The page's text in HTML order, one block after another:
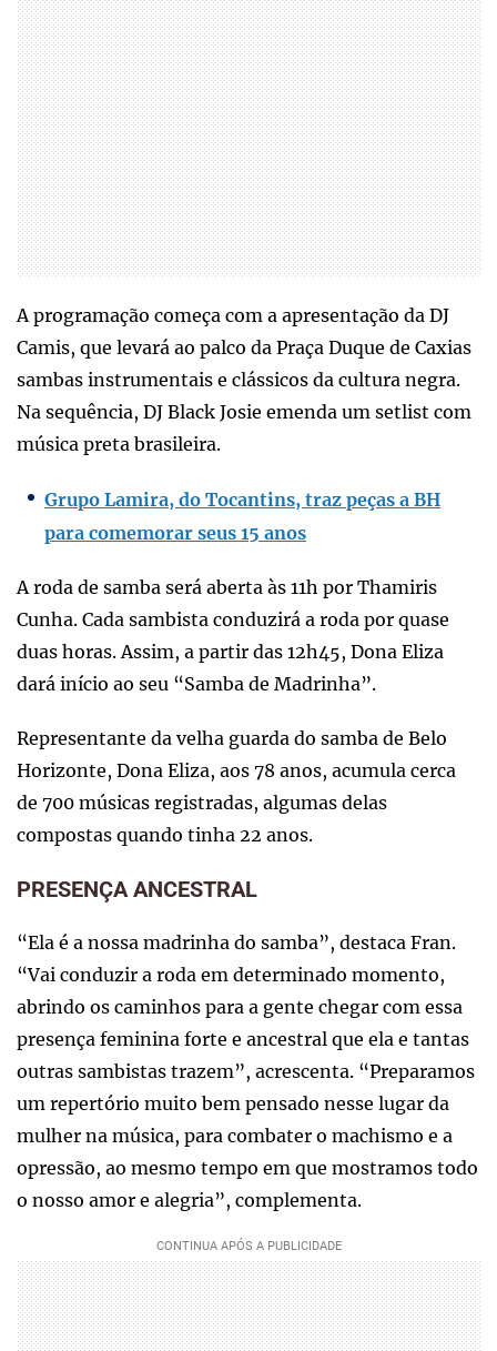
A programação começa com a apresentação da DJ
Camis, que levará ao palco da Praça Duque de Caxias
sambas instrumentais e clássicos da cultura negra.
Na sequência, DJ Black Josie emenda um setlist com
música preta brasileira.
Grupo Lamira, do Tocantins, traz peças a BH
para comemorar seus 15 anos
A roda de samba será aberta às 11h por Thamiris
Cunha. Cada sambista conduzirá a roda por quase
duas horas. Assim, a partir das 12h45, Dona Eliza
dará início ao seu “Samba de Madrinha”.
Representante da velha guarda do samba de Belo
Horizonte, Dona Eliza, aos 78 anos, acumula cerca
de 700 músicas registradas, algumas delas
compostas quando tinha 22 anos.
PRESENÇA ANCESTRAL
“Ela é a nossa madrinha do samba”, destaca Fran.
“Vai conduzir a roda em determinado momento,
abrindo os caminhos para a gente chegar com essa
presença feminina forte e ancestral que ela e tantas
outras sambistas trazem”, acrescenta. “Preparamos
um repertório muito bem pensado nesse lugar da
mulher na música, para combater o machismo e a
opressão, ao mesmo tempo em que mostramos todo
o nosso amor e alegria”, complementa.